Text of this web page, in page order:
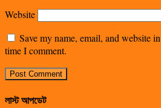
Website
Save my name, email, and website
time I comment.
লাস্ট আপডেট